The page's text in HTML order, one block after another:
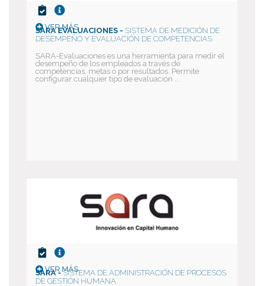
VER MÁS
SARA EVALUACIONES - SISTEMA DE MEDICIÓN DE
DESEMPEÑO Y EVALUACIÓN DE COMPETENCIAS
SARA-Evaluaciones es una herramienta para medir el
desempeño de los empleados a través de
competencias, metas o por resultados. Permite
configurar cualquier tipo de evaluación ...
VER MÁS
SARA -SISTEMA DE ADMINISTRACIÓN DE PROCESOS
DE GESTIÓN HUMANA